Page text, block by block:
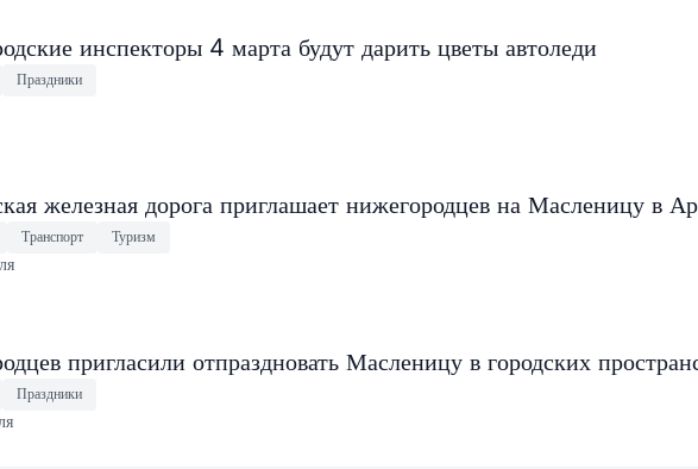
инспекторы 4 марта будут дарить цветы автоледи
Праздники
железная дорога приглашает нижегородцев на Масленицу в
Транспорт Туризм
пригласили отпраздновать Масленицу в городских
Праздники